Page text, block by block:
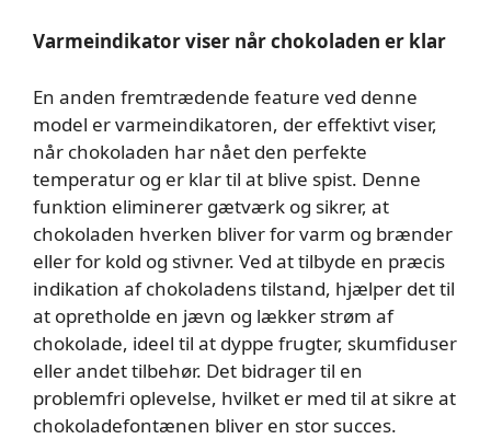
Varmeindikator viser når chokoladen er klar
En anden fremtrædende feature ved denne
model er varmeindikatoren, der effektivt viser,
når chokoladen har nået den perfekte
temperatur og er klar til at blive spist. Denne
funktion eliminerer gætværk og sikrer, at
chokoladen hverken bliver for varm og brænder
eller for kold og stivner. Ved at tilbyde en præcis
indikation af chokoladens tilstand, hjælper det til
at opretholde en jævn og lækker strøm af
chokolade, ideel til at dyppe frugter, skumfiduser
eller andet tilbehør. Det bidrager til en
problemfri oplevelse, hvilket er med til at sikre at
chokoladefontænen bliver en stor succes.